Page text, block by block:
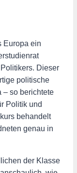
Europa ein
Dieser
politische
– so berichtete
Politik und
behandelt
genau in
der Klasse